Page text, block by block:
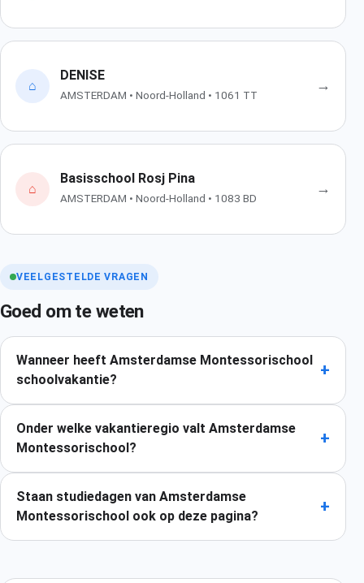
⌂
DENISE
AMSTERDAM • Noord-Holland • 1061 TT
→
⌂
Basisschool Rosj Pina
AMSTERDAM • Noord-Holland • 1083 BD
→
VEELGESTELDE VRAGEN
Goed om te weten
Wanneer heeft Amsterdamse Montessorischool
schoolvakantie?
+
Onder welke vakantieregio valt Amsterdamse
Montessorischool?
+
Staan studiedagen van Amsterdamse
Montessorischool ook op deze pagina?
+